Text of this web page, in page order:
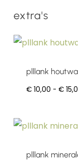
extra's
product
heeft
variaties.
Deze
optie
plllank
€10,00 - €
plllank